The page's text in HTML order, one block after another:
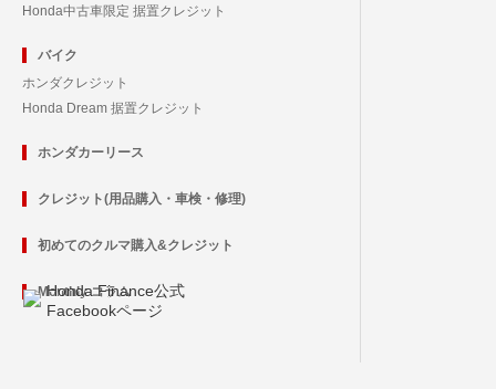
Honda中古車限定 据置クレジット
バイク
ホンダクレジット
Honda Dream 据置クレジット
ホンダカーリース
クレジット(用品購入・車検・修理)
初めてのクルマ購入&クレジット
Monthly コラム
Honda Finance公式
Facebookページ